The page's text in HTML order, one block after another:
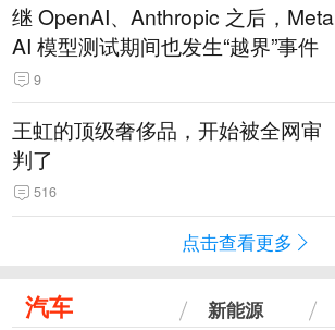
继 OpenAI、Anthropic 之后，Meta
AI 模型测试期间也发生“越界”事件
9
王虹的顶级奢侈品，开始被全网审
判了
516
点击查看更多
汽车 新能源